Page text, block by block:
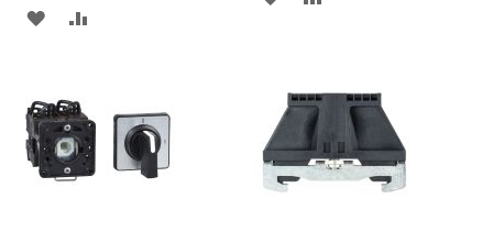
ADAUGATI
DE
DORINTE
DE
DORINTE